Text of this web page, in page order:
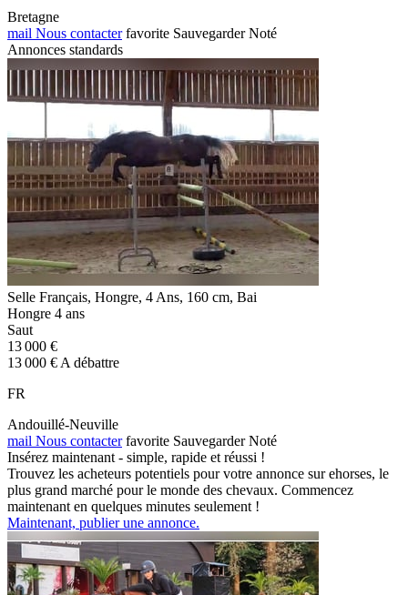
Bretagne
mail Nous contacter favorite Sauvegarder Noté
Annonces standards
Selle Français, Hongre, 4 Ans, 160 cm, Bai
Hongre 4 ans
Saut
13 000 €
13 000 € A débattre
FR
Andouillé-Neuville
mail Nous contacter favorite Sauvegarder Noté
Insérez maintenant - simple, rapide et réussi !
Trouvez les acheteurs potentiels pour votre annonce sur ehorses, le
plus grand marché pour le monde des chevaux. Commencez
maintenant en quelques minutes seulement !
Maintenant, publier une annonce.